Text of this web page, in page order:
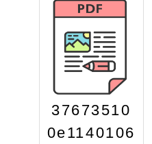
37673510
0e1140106